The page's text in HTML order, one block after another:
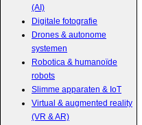
(AI)
Digitale fotografie
Drones & autonome
systemen
Robotica & humanoïde
robots
Slimme apparaten & IoT
Virtual & augmented reality
(VR & AR)